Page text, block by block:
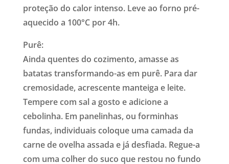
proteção do calor intenso. Leve ao forno pré-
aquecido a 100°C por 4h.
Purê:
Ainda quentes do cozimento, amasse as
batatas transformando-as em purê. Para dar
cremosidade, acrescente manteiga e leite.
Tempere com sal a gosto e adicione a
cebolinha. Em panelinhas, ou forminhas
fundas, individuais coloque uma camada da
carne de ovelha assada e já desfiada. Regue-a
com uma colher do suco que restou no fundo